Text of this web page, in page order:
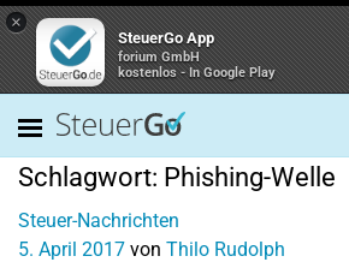
×
SteuerGo App
forium GmbH
kostenlos - In Google Play
Schlagwort: Phishing-Welle
Steuer-Nachrichten
5. April 2017 von Thilo Rudolph